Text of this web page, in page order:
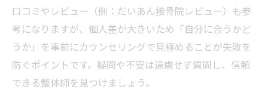
口コミやレビュー（例：だいあん接骨院レビュー）も参
考になりますが、個人差が大きいため「自分に合うかど
うか」を事前にカウンセリングで見極めることが失敗を
防ぐポイントです。疑問や不安は遠慮せず質問し、信頼
できる整体師を見つけましょう。